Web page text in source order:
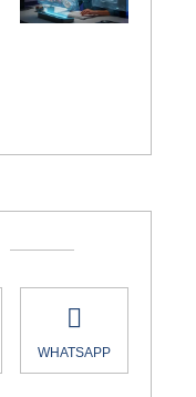
WHATSAPP